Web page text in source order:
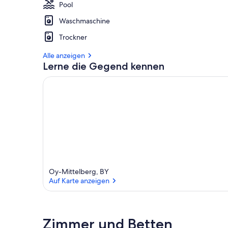
Pool
Waschmaschine
Trockner
Alle anzeigen
Lerne die Gegend kennen
Oy-Mittelberg, BY
Auf Karte anzeigen
Zimmer und Betten